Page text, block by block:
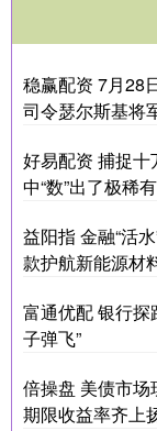
稳赢配资 7月28
司令瑟尔斯基将
好易配资 捕捉十
中“数”出了极稀
益阳指 金融“活
款护航新能源材
富通优配 银行探
子弹飞”
倍操盘 美债市
期限收益率齐上